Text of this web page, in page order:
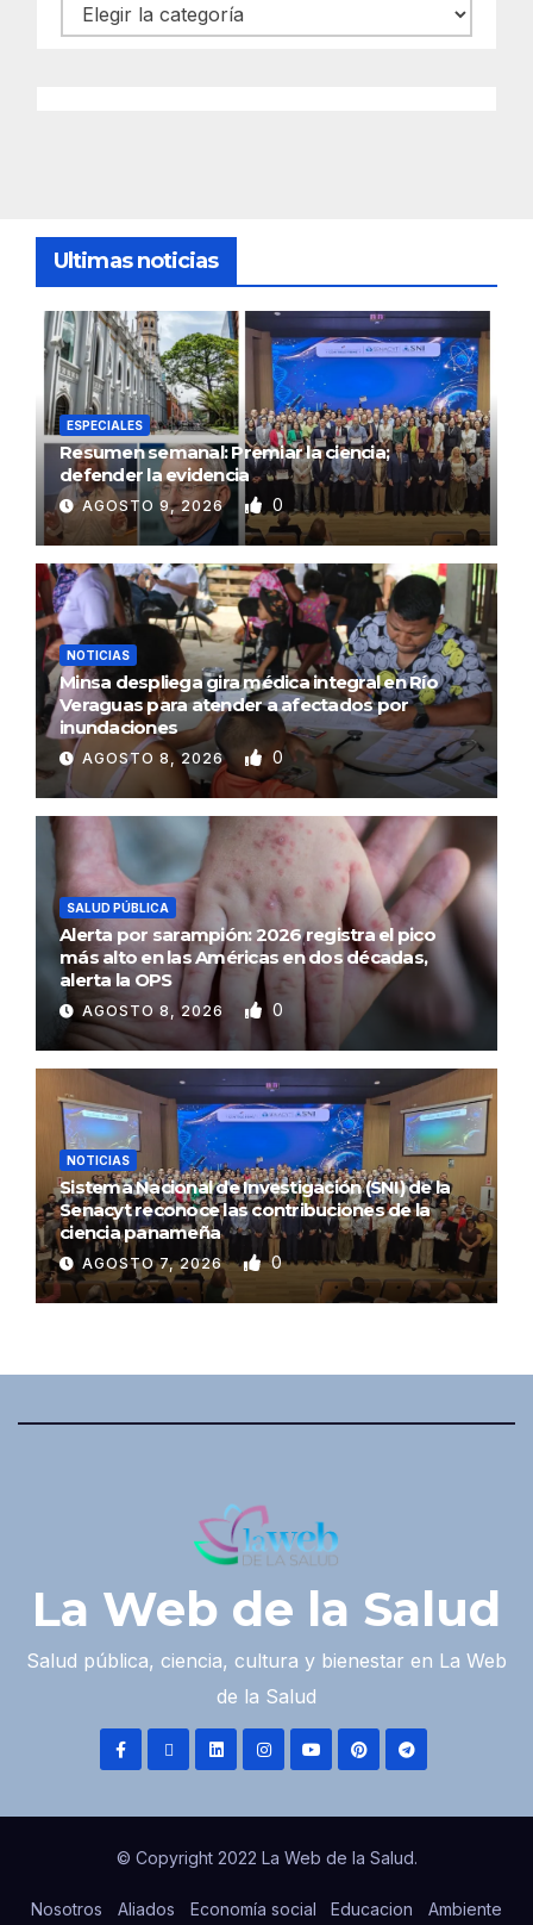
Categorías
Ultimas noticias
ESPECIALES
Resumen semanal: Premiar la ciencia;
defender la evidencia
AGOSTO 9, 2026 0
NOTICIAS
Minsa despliega gira médica integral en Río
Veraguas para atender a afectados por
inundaciones
AGOSTO 8, 2026 0
SALUD PÚBLICA
Alerta por sarampión: 2026 registra el pico
más alto en las Américas en dos décadas,
alerta la OPS
AGOSTO 8, 2026 0
NOTICIAS
Sistema Nacional de Investigación (SNI) de la
Senacyt reconoce las contribuciones de la
ciencia panameña
AGOSTO 7, 2026 0
La Web de la Salud
Salud pública, ciencia, cultura y bienestar en La Web
de la Salud
© Copyright 2022 La Web de la Salud.
Nosotros Aliados Economía social Educacion Ambiente